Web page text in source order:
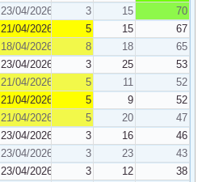
23/04/2026 3 15
70
21/04/2026 5 15
67
18/04/2026 8 18
65
23/04/2026 3 25
53
21/04/2026 5 11
52
21/04/2026 5 9
52
21/04/2026 5 20
47
23/04/2026 3 16
46
23/04/2026 3 23
43
23/04/2026 3 12
38